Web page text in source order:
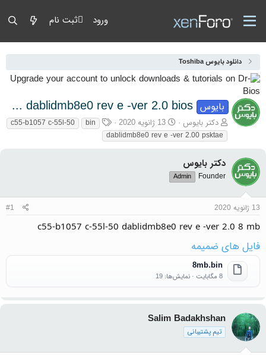
ورود ثبت نام
دانلود بایوس Toshiba
بایوس c55-b1057 c-55l-50 dablidmb8e0 rev e -ver 2.0 bios
آغازگر گفتمان
دکتر بایوس تاریخ شروع
13 ژانویه 2020 برچسب‌ها
bin
c55-b1057 c-55l-50
dablidmb8e0 rev e -ver 2.00 psktae
دکتر بایوس
Founder
Admin
13 ژانویه 2020 #1
c55-b1057 c-55l-50 dablidmb8e0 rev e -ver 2.0 8 mb
فایل های ضمیمه
8mb.bin
8 مگابایت · نمایش‌ها: 19
Salim Badakhshan
تیم پشتیبانی